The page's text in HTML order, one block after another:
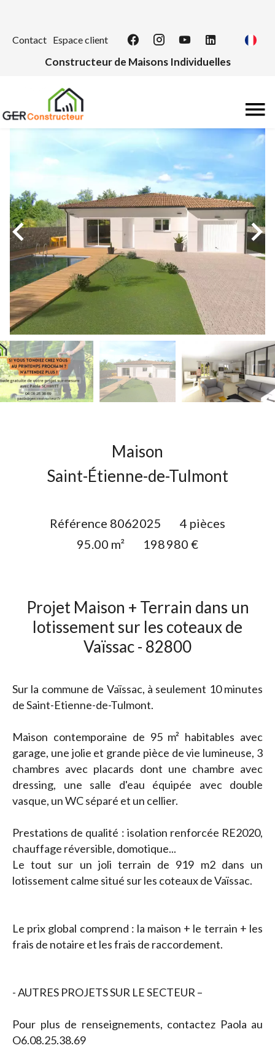
Contact Espace client
Constructeur de Maisons Individuelles
Maison
Saint-Étienne-de-Tulmont
Référence 8062025
4 pièces
95.00 m² 198 980 €
Projet Maison + Terrain dans un
lotissement sur les coteaux de
Vaïssac - 82800
Sur la commune de Vaïssac, à seulement 10 minutes
de Saint-Etienne-de-Tulmont.
Maison contemporaine de 95 m² habitables avec
garage, une jolie et grande pièce de vie lumineuse, 3
chambres avec placards dont une chambre avec
dressing, une salle d'eau équipée avec double
vasque, un WC séparé et un cellier.
Prestations de qualité : isolation renforcée RE2020,
chauffage réversible, domotique...
Le tout sur un joli terrain de 919 m2 dans un
lotissement calme situé sur les coteaux de Vaïssac.
Le prix global comprend : la maison + le terrain + les
frais de notaire et les frais de raccordement.
- AUTRES PROJETS SUR LE SECTEUR –
Pour plus de renseignements, contactez Paola au
O6.08.25.38.69